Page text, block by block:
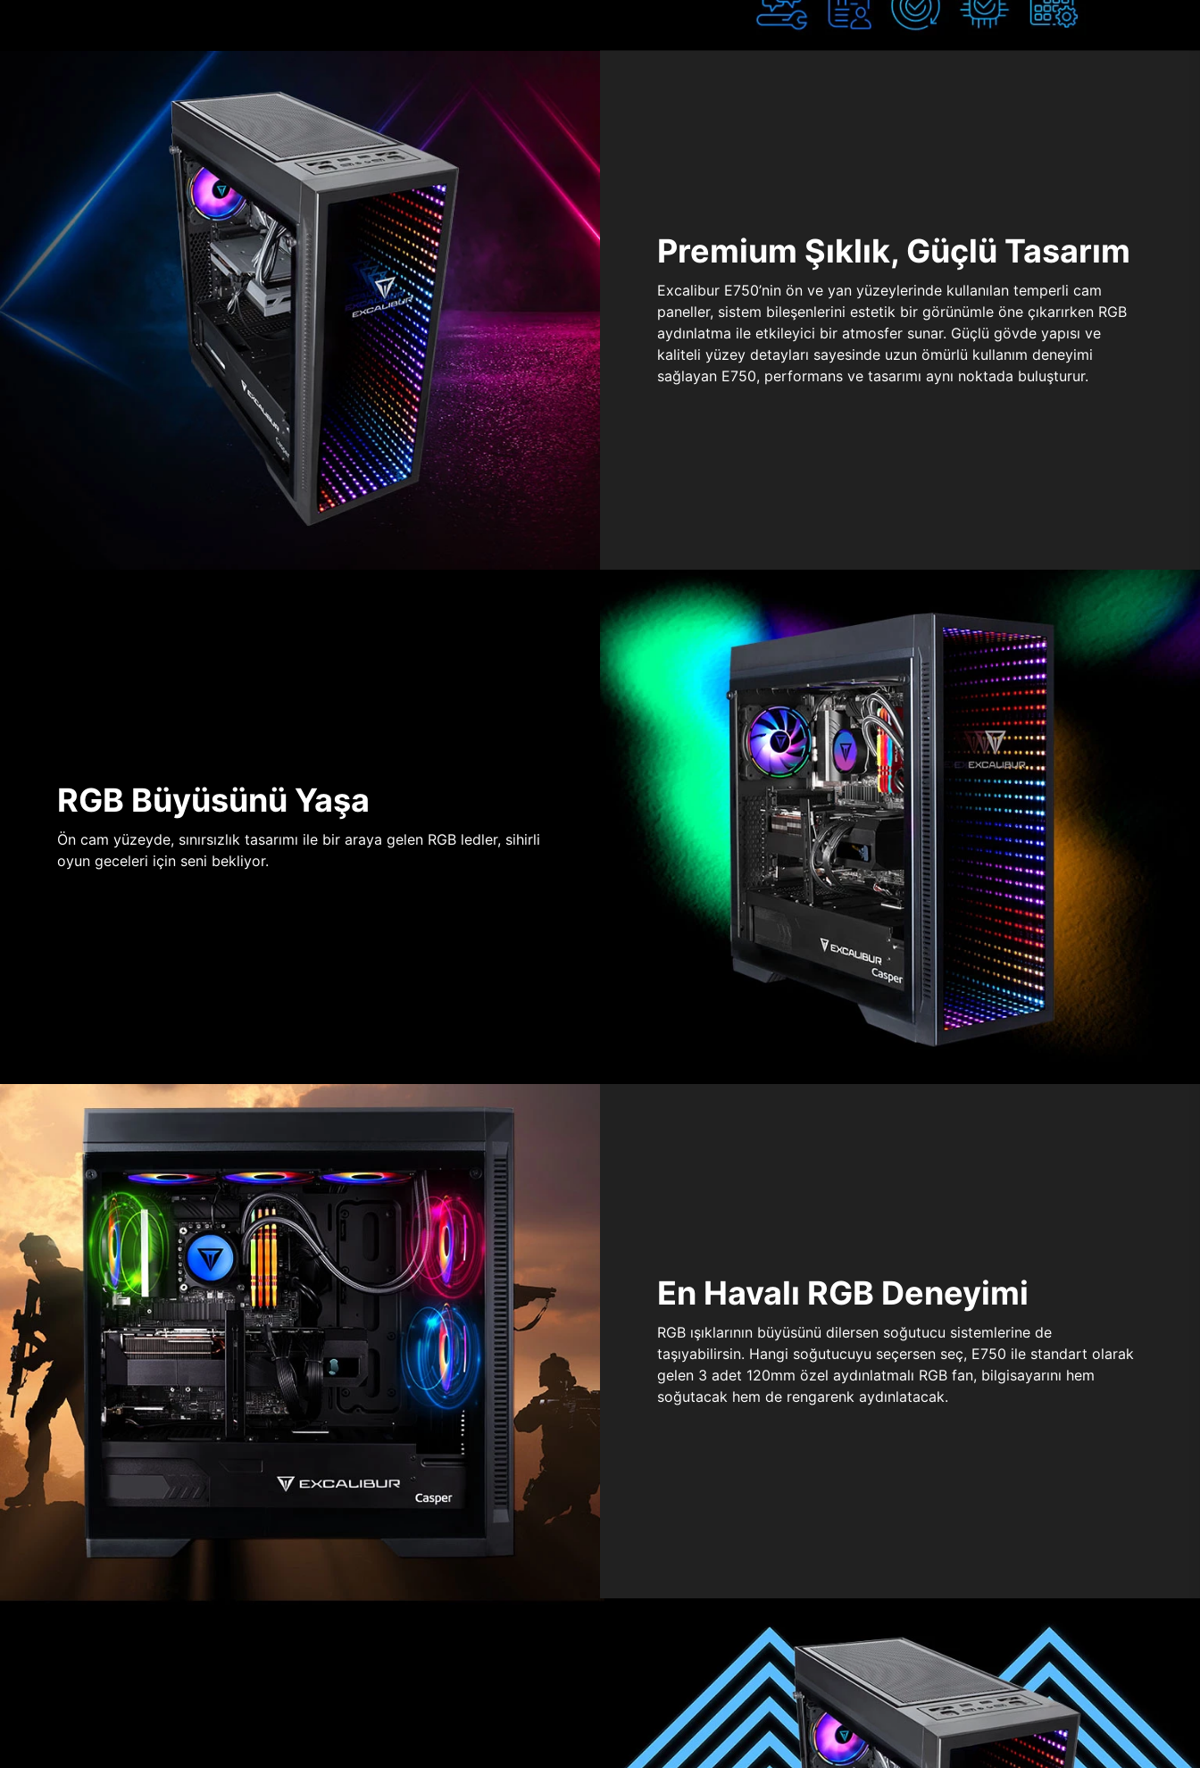
Premium Şıklık, Güçlü Tasarım
Excalibur E750’nin ön ve yan yüzeylerinde kullanılan temperli cam
paneller, sistem bileşenlerini estetik bir görünümle öne çıkarırken RGB
aydınlatma ile etkileyici bir atmosfer sunar. Güçlü gövde yapısı ve
kaliteli yüzey detayları sayesinde uzun ömürlü kullanım deneyimi
sağlayan E750, performans ve tasarımı aynı noktada buluşturur.
RGB Büyüsünü Yaşa
Ön cam yüzeyde, sınırsızlık tasarımı ile bir araya gelen RGB ledler, sihirli
oyun geceleri için seni bekliyor.
En Havalı RGB Deneyimi
RGB ışıklarının büyüsünü dilersen soğutucu sistemlerine de
taşıyabilirsin. Hangi soğutucuyu seçersen seç, E750 ile standart olarak
gelen 3 adet 120mm özel aydınlatmalı RGB fan, bilgisayarını hem
soğutacak hem de rengarenk aydınlatacak.